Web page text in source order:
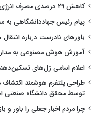
کاهش ۲۹ درصدی مصرف انرژی ساختمان‌ها با یک طراحی هوشمند
پیام رئیس جهاددانشگاهی به
باورهای نادرست درباره
آموزش هوش مصنوعی به
اعلام اسامی ژل‌های
طراحی پلتفرم هوشمند
توسط محقق دانشگاه صنعتی
چرا مردم اخبار جعلی را باور و